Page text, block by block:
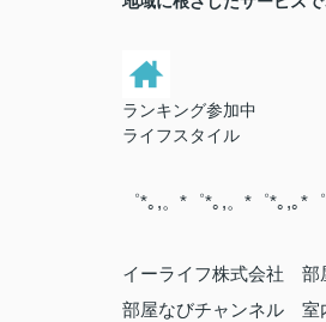
ランキング参加中
ライフスタイル
゜*｡,。*゜*｡,。*゜*｡,｡*
イーライフ株式会社 部
部屋なびチャンネル 室